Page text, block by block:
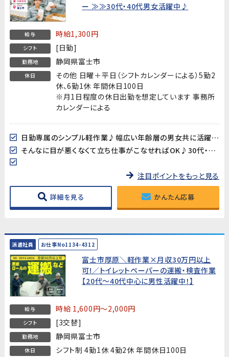
ー ≫≫30代・40代男女活躍中♪
給与 時給1,300円
シフト [日勤]
勤務地 静岡県富士市
休日
その他 日曜＋平日（シフトカレンダーによる）5勤2
休、6勤1休 年間休日100日
※月1日程度の休日出勤を想定しています 事務所
カレンダーによる
日勤専属のシンプル軽作業♪幅広い年齢層の男女共に活躍中!
そんなに目が悪くなくて立ち仕事がこなせればOK♪30代・40代スタッフ多数在籍中‼
注目ポイントをもっと見る
詳細を見る かんたん応募
派遣社員 お仕事No1134-4312
富士市厚原＼軽作業×月収30万円以上
可!／トイレットペーパーの運搬・検査作業
【20代～40代中心に男性活躍中！】
給与 時給 1,600円～2,000円
シフト [3交替]
勤務地 静岡県富士市
休日 シフト制 4勤1休 4勤2休 年間休日100日